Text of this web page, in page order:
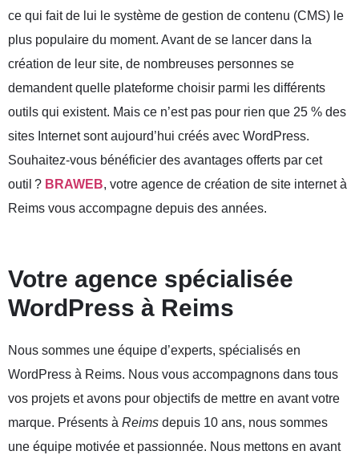
ce qui fait de lui le système de gestion de contenu (CMS) le
plus populaire du moment. Avant de se lancer dans la
création de leur site, de nombreuses personnes se
demandent quelle plateforme choisir parmi les différents
outils qui existent. Mais ce n’est pas pour rien que 25 % des
sites Internet sont aujourd’hui créés avec WordPress.
Souhaitez-vous bénéficier des avantages offerts par cet
outil ? BRAWEB, votre agence de création de site internet à
Reims vous accompagne depuis des années.
Votre agence spécialisée
WordPress à Reims
Nous sommes une équipe d’experts, spécialisés en
WordPress à Reims. Nous vous accompagnons dans tous
vos projets et avons pour objectifs de mettre en avant votre
marque. Présents à Reims depuis 10 ans, nous sommes
une équipe motivée et passionnée. Nous mettons en avant